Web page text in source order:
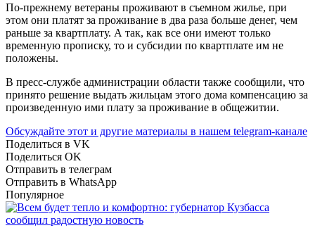
По-прежнему ветераны проживают в съемном жилье, при
этом они платят за проживание в два раза больше денег, чем
раньше за квартплату. А так, как все они имеют только
временную прописку, то и субсидии по квартплате им не
положены.
В пресс-службе администрации области также сообщили, что
принято решение выдать жильцам этого дома компенсацию за
произведенную ими плату за проживание в общежитии.
Обсуждайте этот и другие материалы в нашем telegram-канале
Поделиться в VK
Поделиться OK
Отправить в телеграм
Отправить в WhatsApp
Популярное